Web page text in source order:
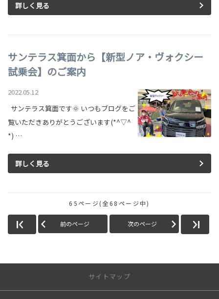
詳しく見る
サンテラス箕面から【新型ノア・ヴォクシー
試乗会】のご案内
2022.05.12
サンテラス箕面です🌞 いつもブログをご
覧いただきありがとうございます(*^▽^
*) …
詳しく見る
65ページ(全68ページ中)
前のページ 次のページ
サイトマップ